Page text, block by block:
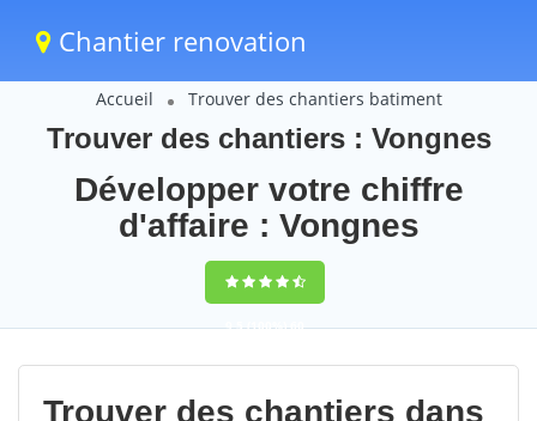
Chantier renovation
Accueil Trouver des chantiers batiment
Trouver des chantiers : Vongnes
Développer votre chiffre
d'affaire : Vongnes
9,5(100%)60
votes
Trouver des chantiers dans